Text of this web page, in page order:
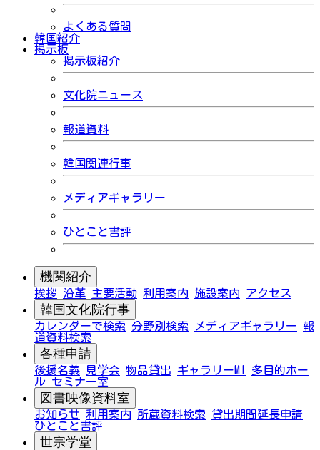
よくある質問
韓国紹介
掲示板
掲示板紹介
文化院ニュース
報道資料
韓国関連行事
メディアギャラリー
ひとこと書評
機関紹介
挨拶 沿革 主要活動 利用案内 施設案内 アクセス
韓国文化院行事
カレンダーで検索 分野別検索 メディアギャラリー 報
道資料検索
各種申請
後援名義 見学会 物品貸出 ギャラリーMI
多目的ホー
ル セミナー室
図書映像資料室
お知らせ 利用案内 所蔵資料検索
貸出期間延長申請
ひとこと書評
世宗学堂